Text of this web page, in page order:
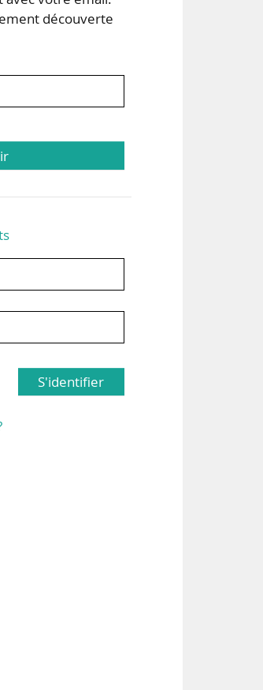
découverte
S'identifier